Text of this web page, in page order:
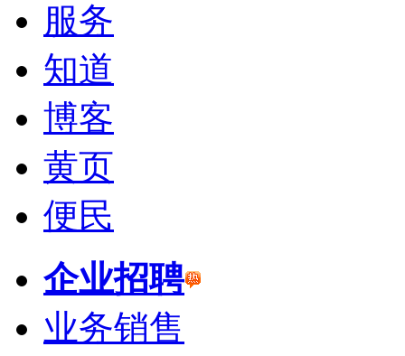
服务
知道
博客
黄页
便民
企业招聘
业务销售